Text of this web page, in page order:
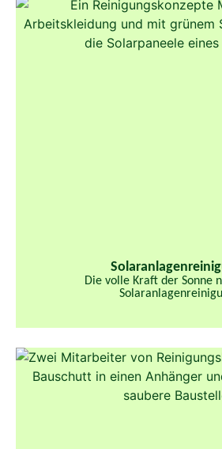
Die volle Kraft der Sonne